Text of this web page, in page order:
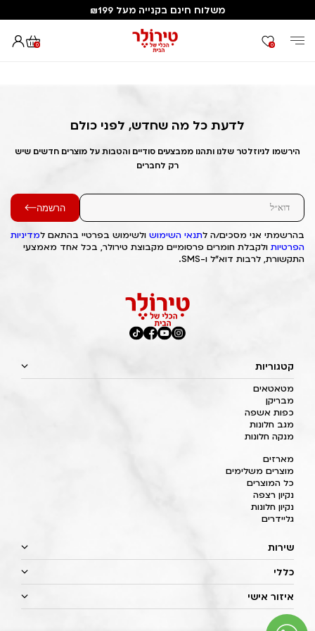
משלוח חינם בקנייה מעל ₪199
0 0
דף הבית Out of Stock Alert 2025/07/22 1753173177
לדעת כל מה שחדש, לפני כולם
הירשמו לניוזלטר שלנו ותהנו ממבצעים סודיים והטבות על מוצרים חדשים שיש
רק לחברים
הרשמה
בהרשמתי אני מסכים/ה לתנאי השימוש ולשימוש בפרטיי בהתאם למדיניות
הפרטיות ולקבלת חומרים פרסומיים מקבוצת טירולר, בכל אחד מאמצעי
התקשורת, לרבות דוא"ל ו-SMS.
קטגוריות
מטאטאים
מבריקן
כפות אשפה
מגב חלונות
מנקה חלונות
מארזים
מוצרים משלימים
כל המוצרים
נקיון רצפה
נקיון חלונות
גליידרים
שירות
כללי
איזור אישי